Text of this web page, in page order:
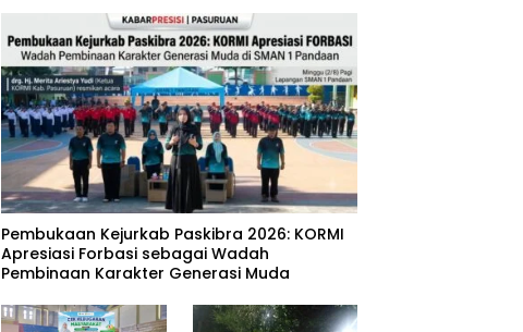
‎Pembukaan Kejurkab Paskibra 2026: KORMI
Apresiasi Forbasi sebagai Wadah
Pembinaan Karakter Generasi Muda